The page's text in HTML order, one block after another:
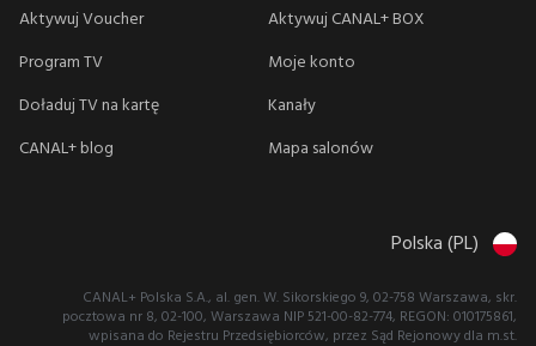
Aktywuj Voucher
Aktywuj CANAL+ BOX
Program TV
Moje konto
Doładuj TV na kartę
Kanały
CANAL+ blog
Mapa salonów
Polska (PL)
CANAL+ Polska S.A., al. gen. W. Sikorskiego 9, 02-758 Warszawa, skr.
pocztowa nr 8, 02-100, Warszawa NIP 521-00-82-774, REGON: 010175861,
wpisana do Rejestru Przedsiębiorców, przez Sąd Rejonowy dla m.st.